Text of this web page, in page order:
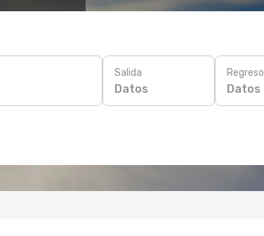
Salida
Datos
Regreso
Datos